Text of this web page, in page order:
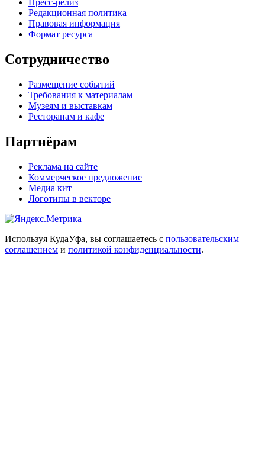
Пресс-релиз
Редакционная политика
Правовая информация
Формат ресурса
Сотрудничество
Размещение событий
Требования к материалам
Музеям и выставкам
Ресторанам и кафе
Партнёрам
Реклама на сайте
Коммерческое предложение
Медиа кит
Логотипы в векторе
Используя КудаУфа, вы соглашаетесь с пользовательским
соглашением и политикой конфиденциальности.